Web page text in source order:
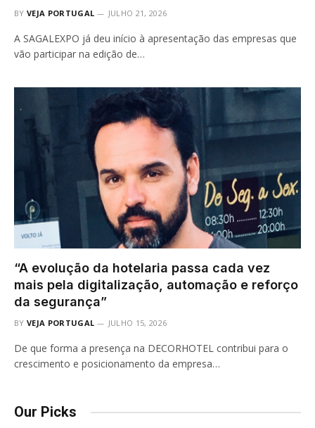
BY VEJA PORTUGAL JULHO 21, 2026
A SAGALEXPO já deu início à apresentação das empresas que
vão participar na edição de…
“A evolução da hotelaria passa cada vez
mais pela digitalização, automação e reforço
da segurança”
BY VEJA PORTUGAL JULHO 15, 2026
De que forma a presença na DECORHOTEL contribui para o
crescimento e posicionamento da empresa…
Our Picks